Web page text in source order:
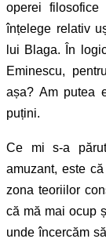
operei
înțelege relativ
lui Blaga. În
Eminescu,
așa? Am putea
puțini.
Ce mi s-a
amuzant, este
zona teoriilor
că mă mai ocup
unde încercăm